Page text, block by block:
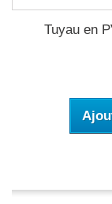
Tuyau en